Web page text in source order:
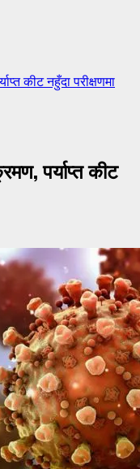
कीट नहुँदा परीक्षणमा
पर्याप्त कीट